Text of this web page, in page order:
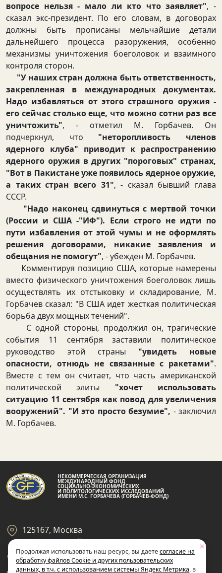
вопросе нельзя - мало ли кто что заявляет", -
сказал экс-президент. По его словам, в договорах
должны быть прописаны мельчайшие детали
дальнейшего процесса разоружения, особенно
механизмы уничтожения боеголовок и взаимного
контроля сторон.
"У наших стран должна быть ответственность,
закрепленная в международных документах.
Надо избавляться от этого страшного оружия -
его сейчас столько еще, что можно сотни раз все
уничтожить", - отметил М. Горбачев. Он
подчеркнул, что "неторопливость членов
ядерного клуба" приводит к распространению
ядерного оружия в других "пороговых" странах,
"Вот в Пакистане уже появилось ядерное оружие,
а таких стран всего 31", - сказал бывший глава
СССР.
"Надо наконец сдвинуться с мертвой точки
(России и США -"ИФ"). Если строго не идти по
пути избавления от этой чумы и не оформлять
решения договорами, никакие заявления и
обещания не помогут", - убежден М. Горбачев.
Комментируя позицию США, которые намерены
вместо физического уничтожения боеголовок лишь
осуществлять их отстыковку и складирование, М.
Горбачев сказал: "В США идет жесткая политическая
борьба двух мощных течений".
С одной стороны, продолжил он, трагические
события 11 сентября заставили политическое
руководство этой страны "увидеть новые
опасности, отнюдь не связанные с ракетами".
Вместе с тем он считает, что часть американской
политической элиты "хочет использовать
ситуацию 11 сентября как повод для увеличения
вооружений". "И это просто безумие", - заключил
М. Горбачев.
НЕКОММЕРЧЕСКАЯ ОРГАНИЗАЦИЯ
МЕЖДУНАРОДНЫЙ ФОНД
СОЦИАЛЬНО-ЭКОНОМИЧЕСКИХ
И ПОЛИТОЛОГИЧЕСКИХ ИССЛЕДОВАНИЙ
ИМЕНИ М.С. ГОРБАЧЕВА (ГОРБАЧЕВ-ФОНД)
125167, Москва
Ленинградский пр-кт 39, стр 14
+7 495 945-59-99
Продолжая использовать наш ресурс, вы даетесогласие на
обработку файлов Cookie и других пользовательских
данных, в т.ч. с использованием системы Яндекс Метрика, в